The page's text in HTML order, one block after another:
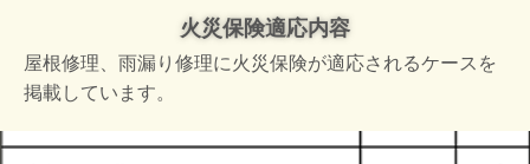
火災保険適応内容
屋根修理、雨漏り修理に火災保険が適応されるケースを
掲載しています。